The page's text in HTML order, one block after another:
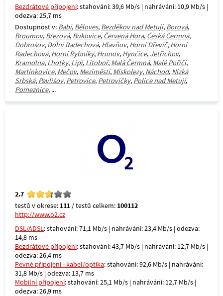
Bezdrátové připojení: stahování: 39,6 Mb/s | nahrávání: 10,9 Mb/s |
odezva: 25,7 ms
Dostupnost v: Babí, Běloves, Bezděkov nad Metují, Borová,
Broumov, Březová, Bukovice, Červená Hora, Česká Čermná,
Dobrošov, Dolní Radechová, Hlavňov, Horní Dřevíč, Horní
Radechová, Horní Rybníky, Hronov, Hynčice, Jetřichov,
Kramolna, Lhotky, Lipí, Litoboř, Malá Čermná, Malé Poříčí,
Martínkovice, Mečov, Meziměstí, Miskolezy, Náchod, Nízká
Srbská, Pavlišov, Petrovice, Petrovičky, Police nad Metují,
Pomeznice, ...
2.7
testů v okrese: 111 / testů celkem: 100112
http://www.o2.cz
DSL/ADSL: stahování: 71,1 Mb/s | nahrávání: 23,4 Mb/s | odezva:
14,8 ms
Bezdrátové připojení: stahování: 43,7 Mb/s | nahrávání: 12,7 Mb/s |
odezva: 26,4 ms
Pevné připojení - kabel/optika: stahování: 92,6 Mb/s | nahrávání:
31,8 Mb/s | odezva: 13,7 ms
Mobilní připojení: stahování: 25,1 Mb/s | nahrávání: 12,7 Mb/s |
odezva: 26,9 ms